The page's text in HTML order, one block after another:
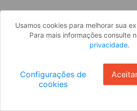
Usamos cookies para melhorar sua
Para mais informações consulte
privacidade.
Configurações de
cookies